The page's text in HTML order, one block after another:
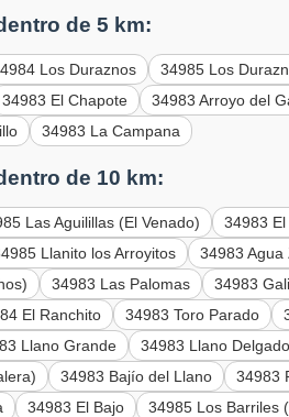
de 5 km:
Los Duraznos 34985 Los
34983 El Chapote 34983 Arroyo del
34983 La Campana
de 10 km:
Las Aguilillas (El Venado) 34983
Llanito los Arroyitos 34983 Agua
34983 Las Palomas 34983
El Ranchito 34983 Toro Parado
Llano Grande 34983 Llano Delgado
34983 Bajío del Llano 34983
34983 El Bajo 34985 Los Barriles